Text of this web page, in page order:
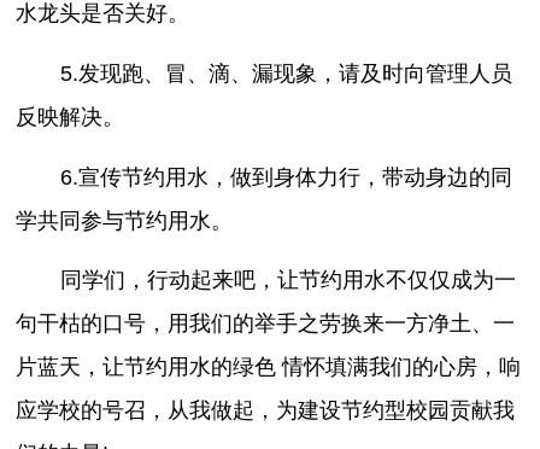
水龙头是否关好。
5.发现跑、冒、滴、漏现象，请及时向管理人员
反映解决。
6.宣传节约用水，做到身体力行，带动身边的同
学共同参与节约用水。
同学们，行动起来吧，让节约用水不仅仅成为一
句干枯的口号，用我们的举手之劳换来一方净土、一
片蓝天，让节约用水的绿色 情怀填满我们的心房，响
应学校的号召，从我做起，为建设节约型校园贡献我